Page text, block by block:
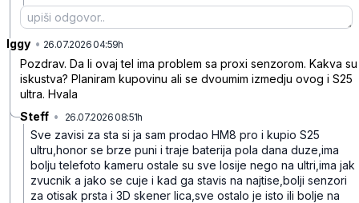
Iggy • 26.07.2026 04:59h
Pozdrav. Da li ovaj tel ima problem sa proxi senzorom. Kakva su
iskustva? Planiram kupovinu ali se dvoumim izmedju ovog i S25
ultra. Hvala
Steff • 26.07.2026 08:51h
Sve zavisi za sta si ja sam prodao HM8 pro i kupio S25
ultru,honor se brze puni i traje baterija pola dana duze,ima
bolju telefoto kameru ostale su sve losije nego na ultri,ima jak
zvucnik a jako se cuje i kad ga stavis na najtise,bolji senzori
za otisak prsta i 3D skener lica,sve ostalo je isto ili bolje na